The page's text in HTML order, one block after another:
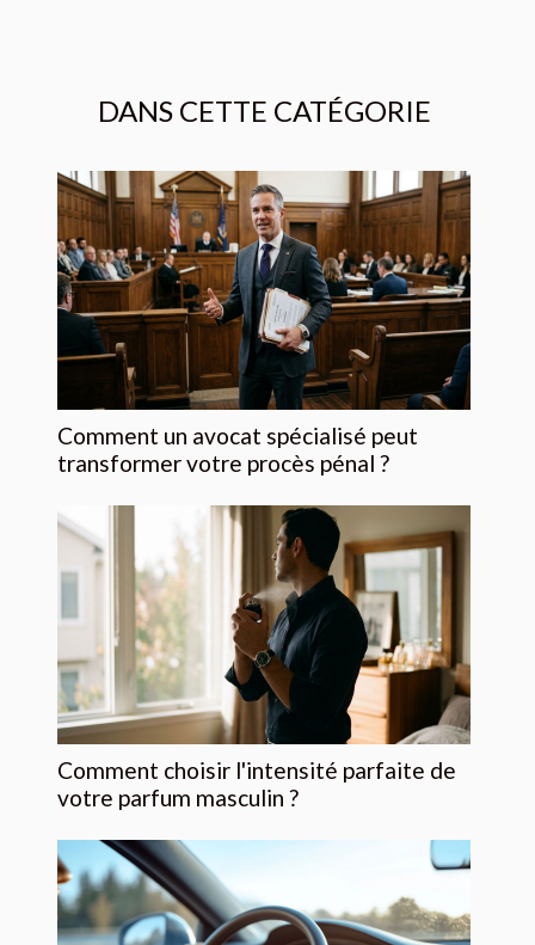
DANS CETTE CATÉGORIE
Comment un avocat spécialisé peut
transformer votre procès pénal ?
Comment choisir l'intensité parfaite de
votre parfum masculin ?